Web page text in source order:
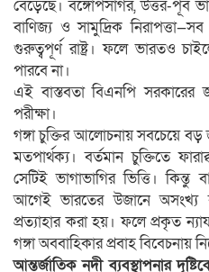
বেড়েছে। বঙ্গোপসাগর, উত্তর-পূর্ব
বাণিজ্য ও সামুদ্রিক
গুরুত্বপূর্ণ রাষ্ট্র। ফলে ভারতও
পারবে না।
এই বাস্তবতা বিএনপি
পরীক্ষা।
গঙ্গা চুক্তির আলোচনায় সবচেয়ে বড়
মতপার্থক্য। বর্তমান চুক্তিতে
সেটিই ভাগাভাগির ভিত্তি। কিন্তু
আগেই ভারতের উজানে অসংখ্য
প্রত্যাহার করা হয়। ফলে প্রকৃত
গঙ্গা অববাহিকার প্রবাহ বিবেচনায়
আন্তর্জাতিক নদী ব্যবস্থাপনার